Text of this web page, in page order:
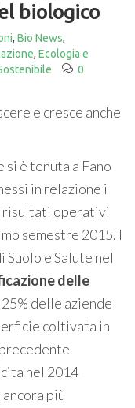
biologico
, Bio News,
, Ecologia e
0
e cresce anche
si è tenuta a Fano
in relazione i
risultati operativi
semestre 2015. I
e Salute nel
delle
delle aziende
coltivata in
nel 2014
più